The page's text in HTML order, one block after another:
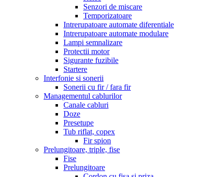
Senzori de miscare
Temporizatoare
Intrerupatoare automate diferentiale
Intrerupatoare automate modulare
Lampi semnalizare
Protectii motor
Sigurante fuzibile
Startere
Interfonie si sonerii
Sonerii cu fir / fara fir
Managementul cablurilor
Canale cabluri
Doze
Presetupe
Tub riflat, copex
Fir spion
Prelungitoare, triple, fise
Fise
Prelungitoare